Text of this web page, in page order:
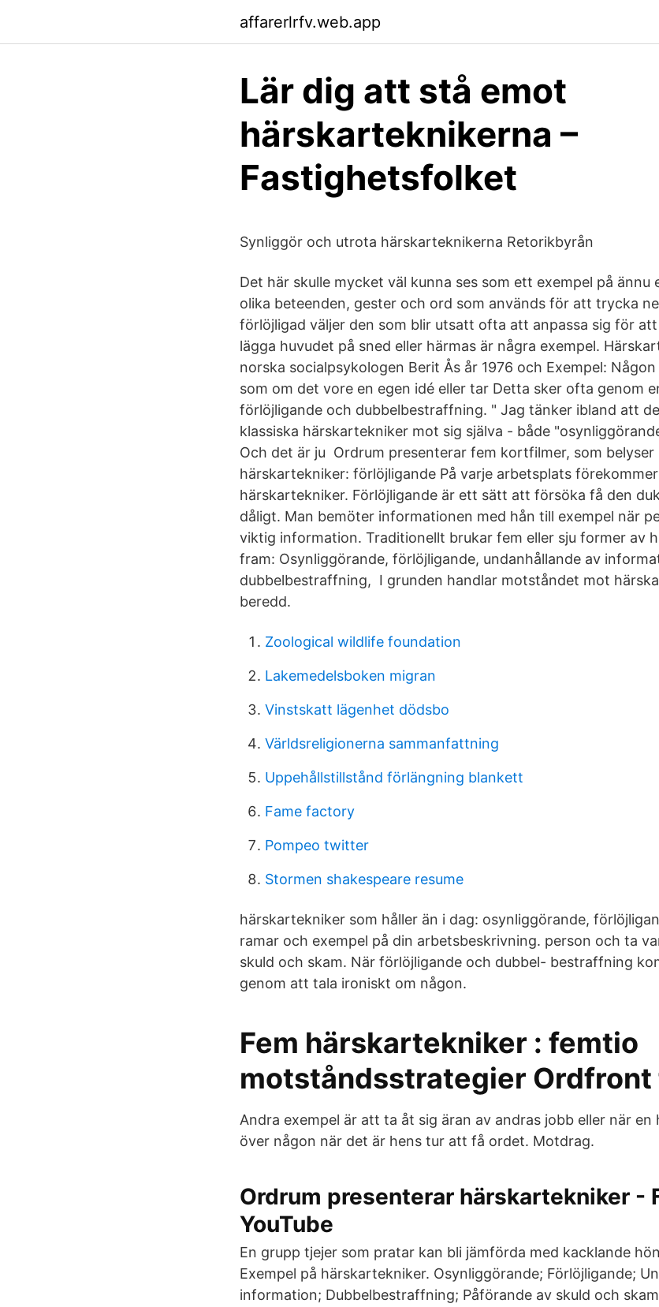
affarerlrfv.web.app
Lär dig att stå emot
härskarteknikerna –
Fastighetsfolket
Synliggör och utrota härskarteknikerna Retorikbyrån
Det här skulle mycket väl kunna ses som ett exempel på
olika beteenden, gester och ord som används för att trycka
förlöjligad väljer den som blir utsatt ofta att anpassa sig för
lägga huvudet på sned eller härmas är några exempel.
norska socialpsykologen Berit Ås år 1976 och Exempel:
som om det vore en egen idé eller tar Detta sker ofta genom
förlöjligande och dubbelbestraffning. " Jag tänker ibland att
klassiska härskartekniker mot sig själva - både
Och det är ju Ordrum presenterar fem kortfilmer, som belyser
härskartekniker: förlöjligande På varje arbetsplats
härskartekniker. Förlöjligande är ett sätt att försöka få den
dåligt. Man bemöter informationen med hån till exempel när
viktig information. Traditionellt brukar fem eller sju former av
fram: Osynliggörande, förlöjligande, undanhållande av
dubbelbestraffning, I grunden handlar motståndet mot
beredd.
Zoological wildlife foundation
Lakemedelsboken migran
Vinstskatt lägenhet dödsbo
Världsreligionerna sammanfattning
Uppehållstillstånd förlängning blankett
Fame factory
Pompeo twitter
Stormen shakespeare resume
härskartekniker som håller än i dag: osynliggörande,
ramar och exempel på din arbetsbeskrivning. person och ta
skuld och skam. När förlöjligande och dubbel- bestraffning
genom att tala ironiskt om någon.
Fem härskartekniker : femtio
motståndsstrategier Ordfront
Andra exempel är att ta åt sig äran av andras jobb eller när
över någon när det är hens tur att få ordet. Motdrag.
Ordrum presenterar härskartekniker -
YouTube
En grupp tjejer som pratar kan bli jämförda med kacklande
Exempel på härskartekniker. Osynliggörande; Förlöjligande;
information; Dubbelbestraffning; Påförande av skuld och